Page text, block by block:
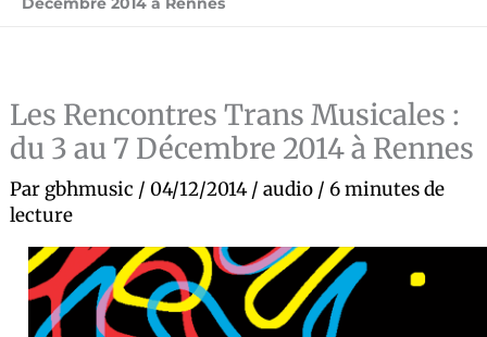
Les Rencontres Trans Musicales :
du 3 au 7 Décembre 2014 à Rennes
Par gbhmusic / 04/12/2014/audio / 6 minutes de
lecture